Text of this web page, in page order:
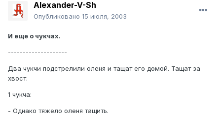
Alexander-V-Sh
Опубликовано 15 июля, 2003
И еще о чукчах.
--------------------
Два чукчи подстрелили оленя и тащат его домой. Тащат за
хвост.
1 чукча:
- Однако тяжело оленя тащить.